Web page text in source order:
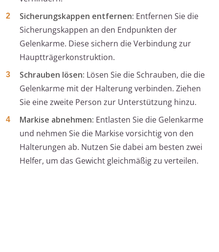
Sicherungskappen entfernen: Entfernen Sie die
Sicherungskappen an den Endpunkten der
Gelenkarme. Diese sichern die Verbindung zur
Hauptträgerkonstruktion.
Schrauben lösen: Lösen Sie die Schrauben, die die
Gelenkarme mit der Halterung verbinden. Ziehen
Sie eine zweite Person zur Unterstützung hinzu.
Markise abnehmen: Entlasten Sie die Gelenkarme
und nehmen Sie die Markise vorsichtig von den
Halterungen ab. Nutzen Sie dabei am besten zwei
Helfer, um das Gewicht gleichmäßig zu verteilen.